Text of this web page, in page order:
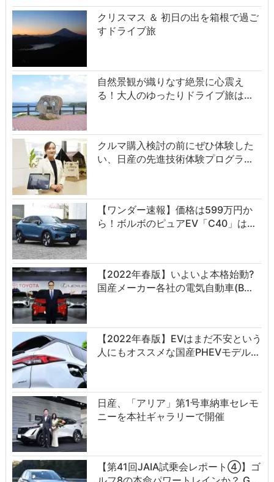
クリスマス ＆ 初日の出を箱根で過ご
すドライブ旅
自然景観が織りなす絶景に心震え
る！大人のゆったりドライブ旅は…
クルマ購入検討の前にぜひ体験した
い、日産の先進技術体験プログラ…
【ワンダー速報】価格は599万円か
ら！ボルボのピュアEV「C40」は…
【2022年春版】いよいよ本格始動?
国産メーカー各社の電気自動車(B…
【2022年春版】EVはまだ不安という
人にもオススメな国産PHEVモデル…
日産、「アリア」第1号車納車セレモ
ニーを本社ギャラリーで開催
【第41回JAIA試乗会レポート④】ゴ